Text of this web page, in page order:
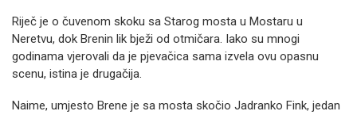
Riječ je o čuvenom skoku sa Starog mosta u Mostaru u
Neretvu, dok Brenin lik bježi od otmičara. Iako su mnogi
godinama vjerovali da je pjevačica sama izvela ovu opasnu
scenu, istina je drugačija.
Naime, umjesto Brene je sa mosta skočio Jadranko Fink, jedan